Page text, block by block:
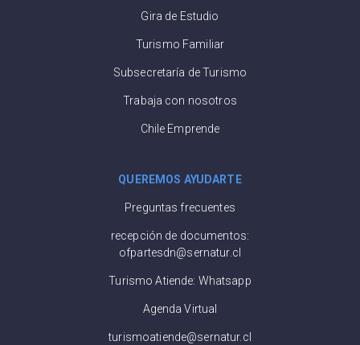
Gira de Estudio
Turismo Familiar
Subsecretaría de Turismo
Trabaja con nosotros
Chile Emprende
QUEREMOS AYUDARTE
Preguntas frecuentes
recepción de documentos:
ofpartesdn@sernatur.cl
Turismo Atiende: Whatsapp
Agenda Virtual
turismoatiende@sernatur.cl